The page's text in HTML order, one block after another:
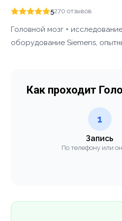
5270 отзывов
Головной мозг +
оборудование Siemens,
Как проходит
1
Запись
По телефону или